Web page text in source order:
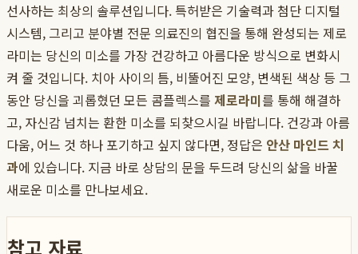
선사하는 최상의 솔루션입니다. 특허받은 기술력과 첨단 디지털
시스템, 그리고 분야별 전문 의료진의 협진을 통해 완성되는 제로
라미는 당신의 미소를 가장 건강하고 아름다운 방식으로 변화시
켜 줄 것입니다. 치아 사이의 틈, 비뚤어진 모양, 변색된 색상 등 그
동안 당신을 괴롭혔던 모든 콤플렉스를 제로라미를 통해 해결하
고, 자신감 넘치는 환한 미소를 되찾으시길 바랍니다. 건강과 아름
다움, 어느 것 하나 포기하고 싶지 않다면, 정답은 안산 마인드 치
과에 있습니다. 지금 바로 상담의 문을 두드려 당신의 삶을 바꿀
새로운 미소를 만나보세요.
참고 자료